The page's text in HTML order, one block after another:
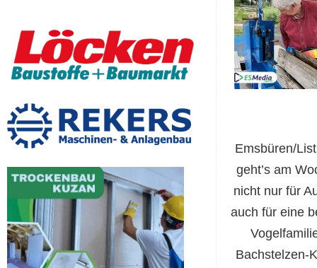
Emsbüren/
geht’s am
nicht nur für
auch für eine
Bachstelzen-